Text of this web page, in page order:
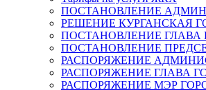
ПОСТАНОВЛЕНИЕ
РЕШЕНИЕ КУРГАНСКАЯ
ПОСТАНОВЛЕНИЕ ГЛАВА
ПОСТАНОВЛЕНИЕ
РАСПОРЯЖЕНИЕ
РАСПОРЯЖЕНИЕ ГЛАВА
РАСПОРЯЖЕНИЕ МЭР